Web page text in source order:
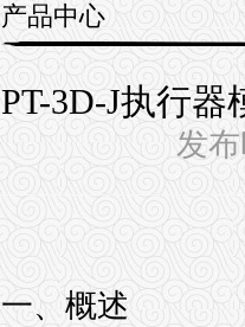
产品中心
PT-3D-J执行
发
一、概述